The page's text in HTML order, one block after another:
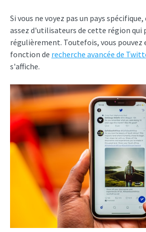
Si vous ne voyez pas un pays
assez d'utilisateurs de cette région qui
régulièrement. Toutefois, vous pouvez
fonction de recherche avancée de
s'affiche.